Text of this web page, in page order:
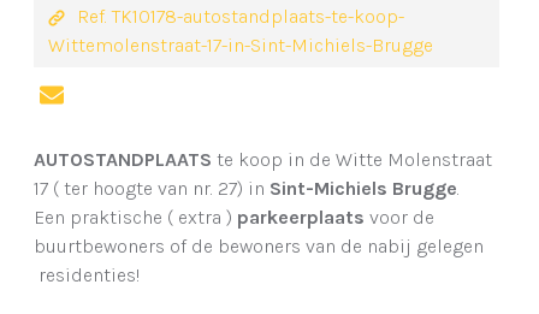
Ref. TK10178-autostandplaats-te-koop-
Wittemolenstraat-17-in-Sint-Michiels-Brugge
AUTOSTANDPLAATS te koop in de Witte Molenstraat
17 ( ter hoogte van nr. 27) in Sint-Michiels Brugge.
Een praktische ( extra ) parkeerplaats voor de
buurtbewoners of de bewoners van de nabij gelegen
residenties!